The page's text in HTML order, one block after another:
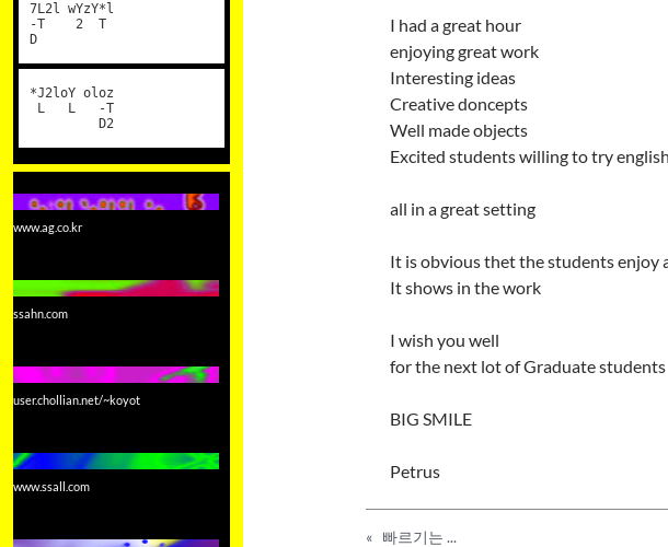
I had a great hour
enjoying great work
Interesting ideas
Creative doncepts
Well made objects
Excited students willing to try
all in a great setting
It is obvious thet the students enjoy
It shows in the work
I wish you well
for the next lot of Graduate students
BIG SMILE
Petrus
« 빠르기는 ...
7L2l wYzY*l
-T 2 T
D
*J2loY oloz
L L -T
D2
www.ag.co.kr
ssahn.com
user.chollian.net/~koyot
www.ssall.com